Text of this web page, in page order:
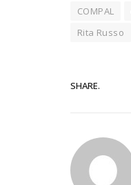
COMPAL
Rita Russo
SHARE.